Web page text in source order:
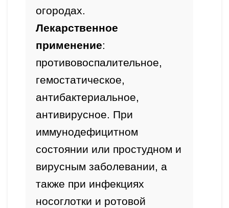
огородах.
Лекарственное
применение:
противовоспалительное,
гемостатическое,
антибактериальное,
антивирусное. При
иммунодефицитном
состоянии или простудном и
вирусным заболевании, а
также при инфекциях
носоглотки и ротовой